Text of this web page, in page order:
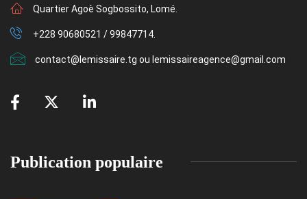
Quartier Agoè Sogbossito, Lomé.
+228 90680521 / 99847714.
contact@lemissaire.tg ou lemissaireagence@gmail.com
Publication populaire